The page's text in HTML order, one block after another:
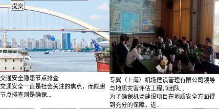
交通安全隐患节点排查
交通安全一直是社会关注的焦点，而隐患
节点排查则是确保...
专翼（上海）机场建设管理有限公司领导
与地质灾害评估工程师团队...
为了确保机场建设项目在地质安全方面得
到充分的保障，近...